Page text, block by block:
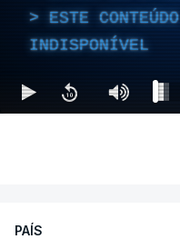
ESTE
INDISPONÍVEL
PAÍS